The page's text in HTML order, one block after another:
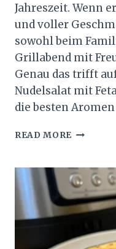
Jahreszeit. Wenn
und voller
sowohl beim
Grillabend mit
Genau das trifft
Nudelsalat mit
die besten
READ MORE
FETA
–